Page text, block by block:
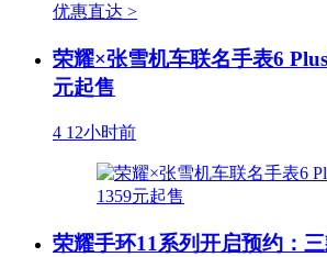
优惠直达 >
荣耀×张雪机车联名手表6
元起售
4 12小时前
荣耀手环11系列开启预约：